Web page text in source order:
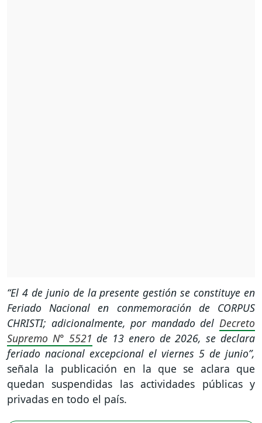
“El 4 de junio de la presente gestión se constituye en
Feriado Nacional en conmemoración de CORPUS
CHRISTI; adicionalmente, por mandado del Decreto
Supremo N° 5521 de 13 enero de 2026, se declara
feriado nacional excepcional el viernes 5 de junio”,
señala la publicación en la que se aclara que
quedan suspendidas las actividades públicas y
privadas en todo el país.